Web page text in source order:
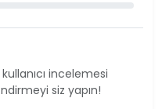
incelemesi
siz yapın!